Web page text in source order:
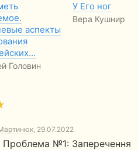
аспекты
Головин
У Его ног
Вера Кушнир
, 29.07.2022
№1: Заперечення